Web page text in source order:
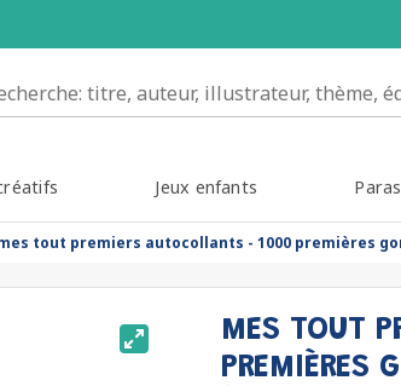
Jeux enfants
tout premiers autocollants - 1000 premières
MES TOUT
PREMIÈRES